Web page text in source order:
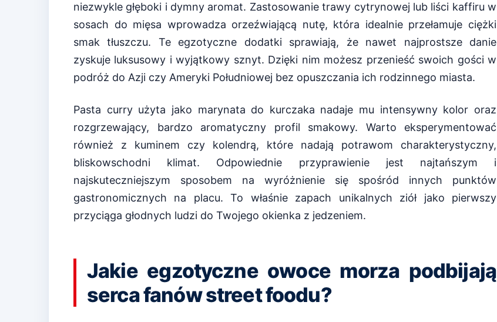
niezwykle głęboki i dymny aromat. Zastosowanie trawy cytrynowej lub liści kaffiru w
sosach do mięsa wprowadza orzeźwiającą nutę, która idealnie przełamuje ciężki
smak tłuszczu. Te egzotyczne dodatki sprawiają, że nawet najprostsze danie
zyskuje luksusowy i wyjątkowy sznyt. Dzięki nim możesz przenieść swoich gości w
podróż do Azji czy Ameryki Południowej bez opuszczania ich rodzinnego miasta.
Pasta curry użyta jako marynata do kurczaka nadaje mu intensywny kolor oraz
rozgrzewający, bardzo aromatyczny profil smakowy. Warto eksperymentować
również z kuminem czy kolendrą, które nadają potrawom charakterystyczny,
bliskowschodni klimat. Odpowiednie przyprawienie jest najtańszym i
najskuteczniejszym sposobem na wyróżnienie się spośród innych punktów
gastronomicznych na placu. To właśnie zapach unikalnych ziół jako pierwszy
przyciąga głodnych ludzi do Twojego okienka z jedzeniem.
Jakie egzotyczne owoce morza podbijają
serca fanów street foodu?